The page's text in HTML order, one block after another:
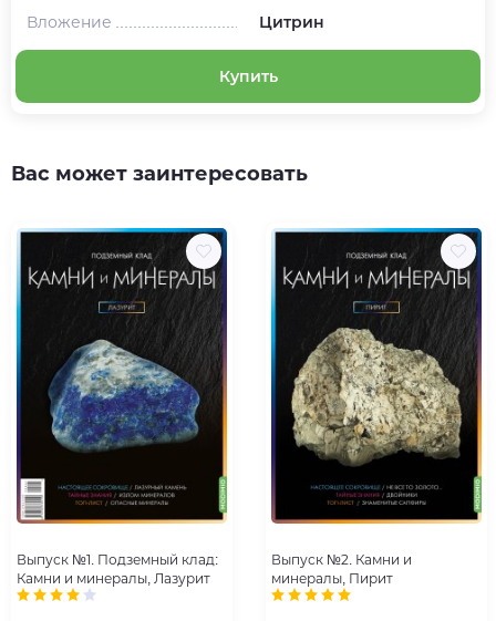
Вложение
Цитрин
Купить
Вас может заинтересовать
Выпуск №1. Подземный клад:
Камни и минералы, Лазурит
Выпуск №2. Камни и
минералы, Пирит